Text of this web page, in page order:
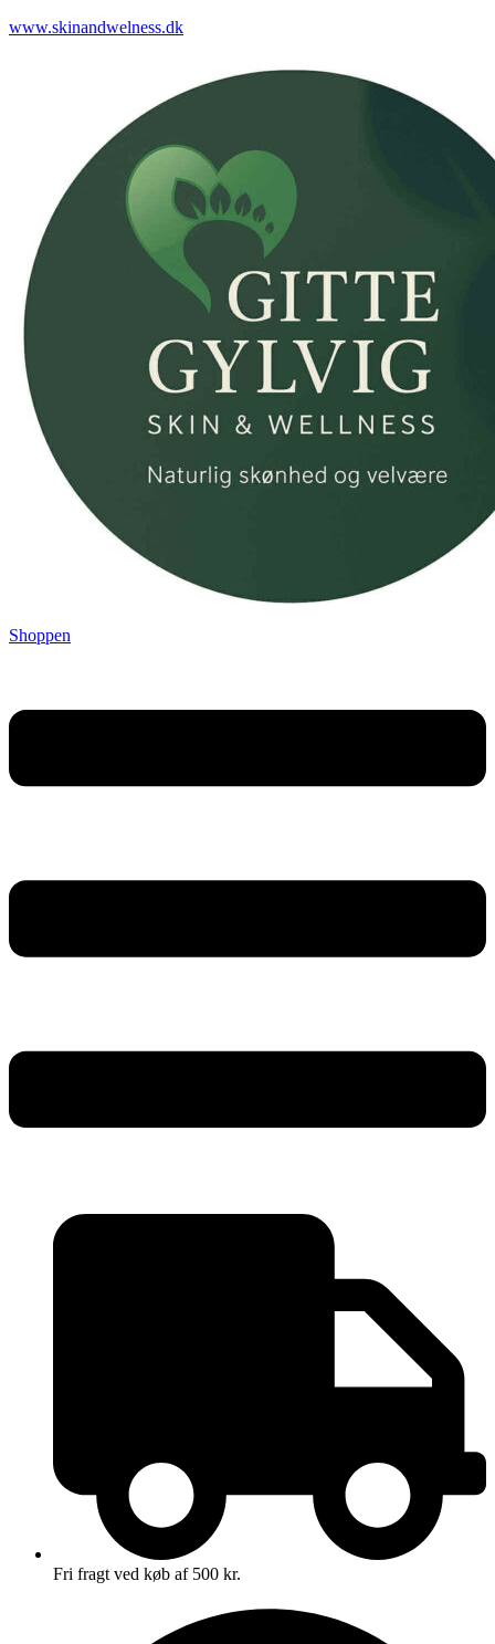
www.skinandwelness.dk
Shoppen
Fri fragt ved køb af 500 kr.